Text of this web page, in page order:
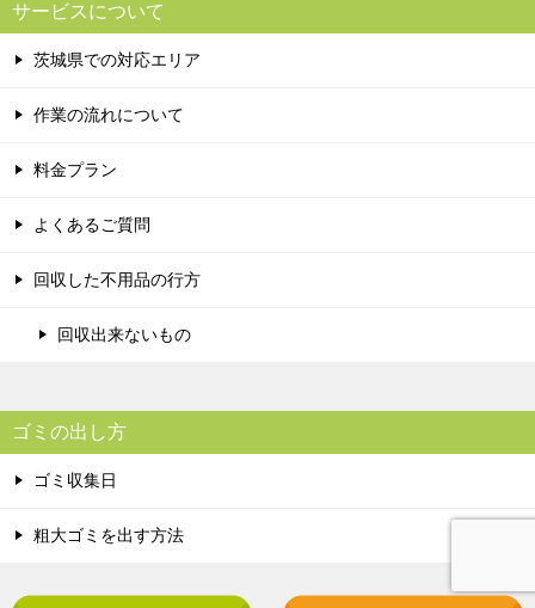
サービスについて
茨城県での対応エリア
作業の流れについて
料金プラン
よくあるご質問
回収した不用品の行方
回収出来ないもの
ゴミの出し方
ゴミ収集日
粗大ゴミを出す方法